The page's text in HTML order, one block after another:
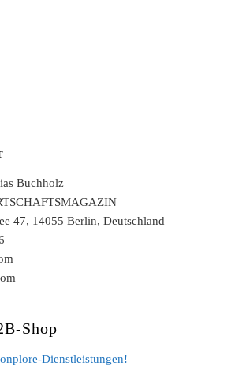
Buchholz
47, 14055 Berlin, Deutschland
Shop
Dienstleistungen!